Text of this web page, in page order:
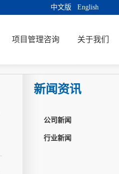
中文版 English
项目管理咨询 关于我们
新闻资讯
公司新闻
行业新闻